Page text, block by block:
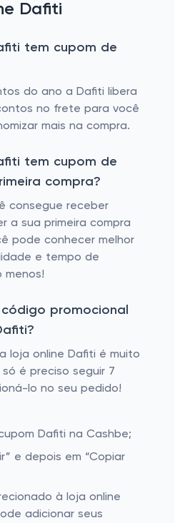
Dafiti
tem cupom de
do ano a Dafiti libera
no frete para você
mais na compra.
tem cupom de
compra?
consegue receber
a sua primeira compra
pode conhecer melhor
e tempo de
menos!
promocional
loja online Dafiti é muito
só é preciso seguir 7
lo no seu pedido!
Dafiti na Cashbe;
e depois em “Copiar
à loja online
adicionar seus